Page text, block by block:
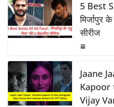
k
e
b
o
o
k
s
A
p
p
y
Li
n
k
e
5 Best
मिर्जापुर
सीरीज
Jaane
Kapoor
Vijay